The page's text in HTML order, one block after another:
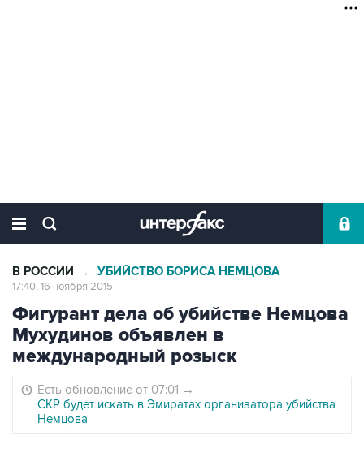
В РОССИИ → УБИЙСТВО БОРИСА НЕМЦОВА
17:40, 16 ноября 2015
Фигурант дела об убийстве Немцова
Мухудинов объявлен в
международный розыск
Есть обновление от 07:01 →
СКР будет искать в Эмиратах организатора убийства
Немцова